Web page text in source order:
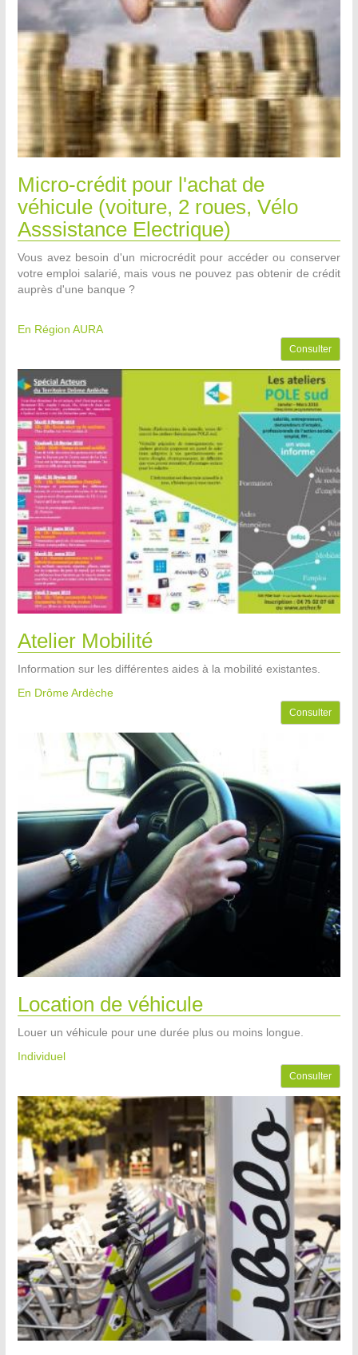
Micro-crédit pour l'achat de
véhicule (voiture, 2 roues, Vélo
Asssistance Electrique)
Vous avez besoin d'un microcrédit pour accéder ou conserver
votre emploi salarié, mais vous ne pouvez pas obtenir de crédit
auprès d'une banque ?
En Région AURA
Consulter
Atelier Mobilité
Information sur les différentes aides à la mobilité existantes.
En Drôme Ardèche
Consulter
Location de véhicule
Louer un véhicule pour une durée plus ou moins longue.
Individuel
Consulter